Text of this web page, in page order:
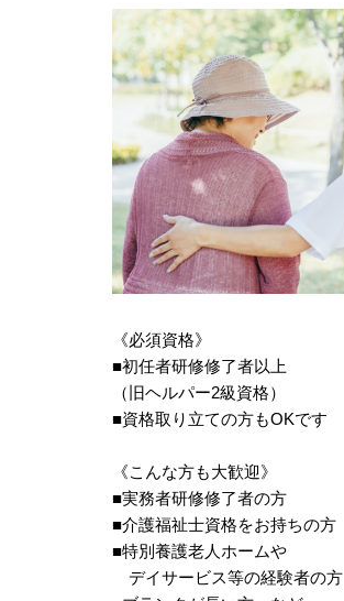
《必須資格》
■初任者研修修了者以上
（旧ヘルパー2級資格）
■資格取り立ての方もOKです
《こんな方も大歓迎》
■実務者研修修了者の方
■介護福祉士資格をお持ちの方
■特別養護老人ホームや
デイサービス等の経験者の方